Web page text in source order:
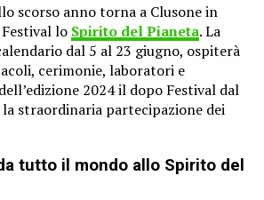
scorso anno torna a Clusone in
lo Spirito del Pianeta. La
dal 5 al 23 giugno, ospiterà
cerimonie, laboratori e
2024 il dopo Festival dal
straordinaria partecipazione dei
tutto il mondo allo Spirito del